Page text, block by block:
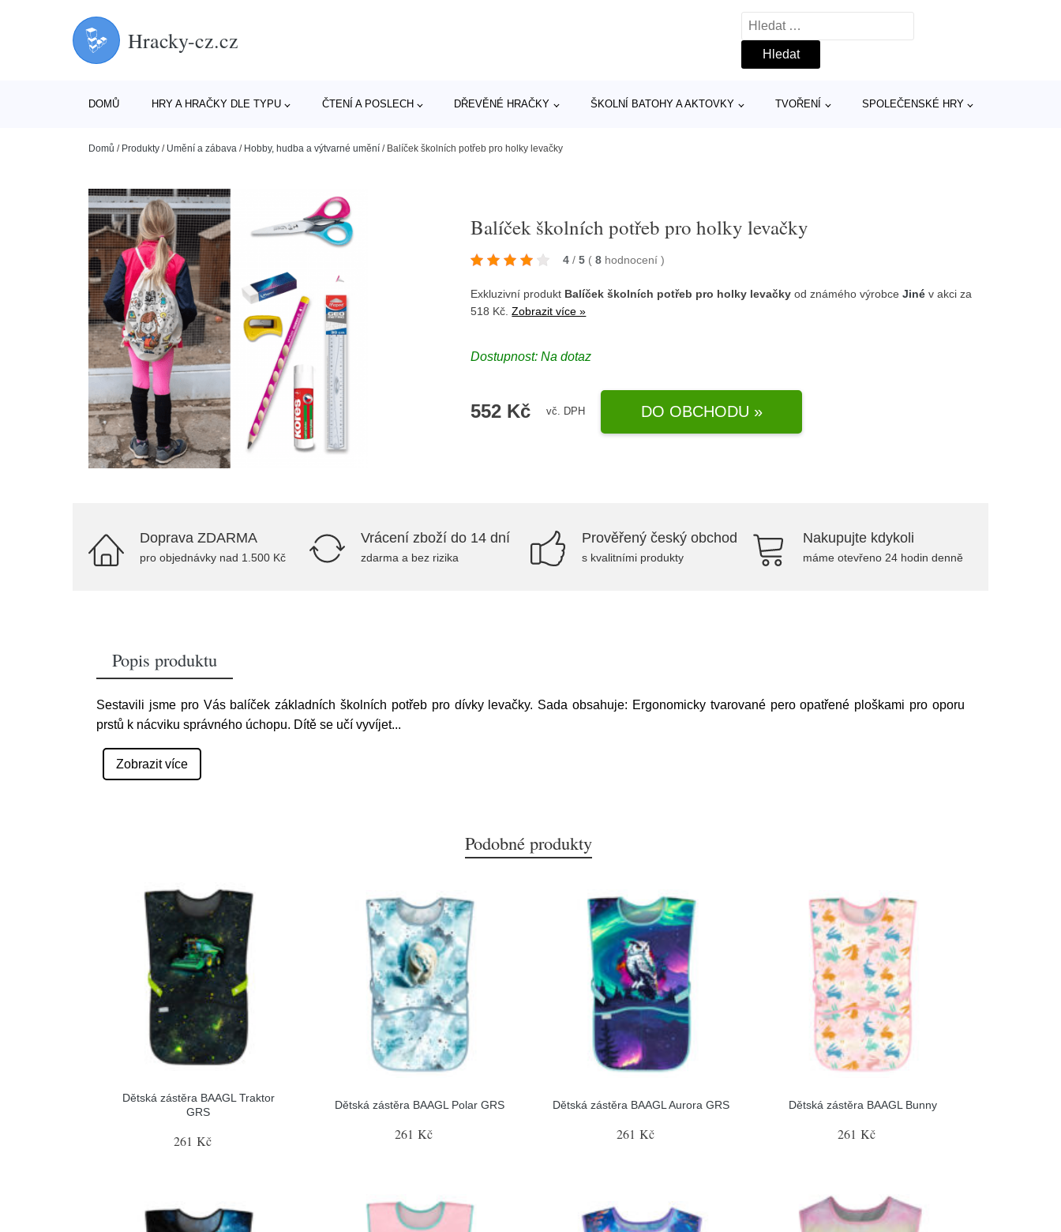
Hracky-cz.cz
Vyhledávání
DOMŮ HRY A HRAČKY DLE TYPU ČTENÍ A POSLECH DŘEVĚNÉ HRAČKY ŠKOLNÍ BATOHY A AKTOVKY TVOŘENÍ SPOLEČENSKÉ HRY
Domů / Produkty / Umění a zábava / Hobby, hudba a výtvarné umění / Balíček školních potřeb pro holky levačky
Balíček školních potřeb pro holky levačky
4 / 5 ( 8 hodnocení)
Exkluzivní produkt Balíček školních potřeb pro holky levačky od známého výrobceJiné v akci za
518 Kč.Zobrazit více »
Dostupnost: Na dotaz
552 Kč vč. DPH DO OBCHODU »
Doprava ZDARMA
pro objednávky nad 1.500 Kč
Vrácení zboží do 14 dní
zdarma a bez rizika
Prověřený český obchod
s kvalitními produkty
Nakupujte kdykoli
máme otevřeno 24 hodin denně
Popis produktu
Sestavili jsme pro Vás balíček základních školních potřeb pro dívky levačky. Sada obsahuje: Ergonomicky tvarované pero opatřené ploškami pro oporu
prstů k nácviku správného úchopu. Dítě se učí vyvíjet...
Zobrazit více
Podobné produkty
Dětská zástěra BAAGL Traktor
GRS
261 Kč
Dětská zástěra BAAGL Polar GRS
261 Kč
Dětská zástěra BAAGL Aurora GRS
261 Kč
Dětská zástěra BAAGL Bunny
261 Kč